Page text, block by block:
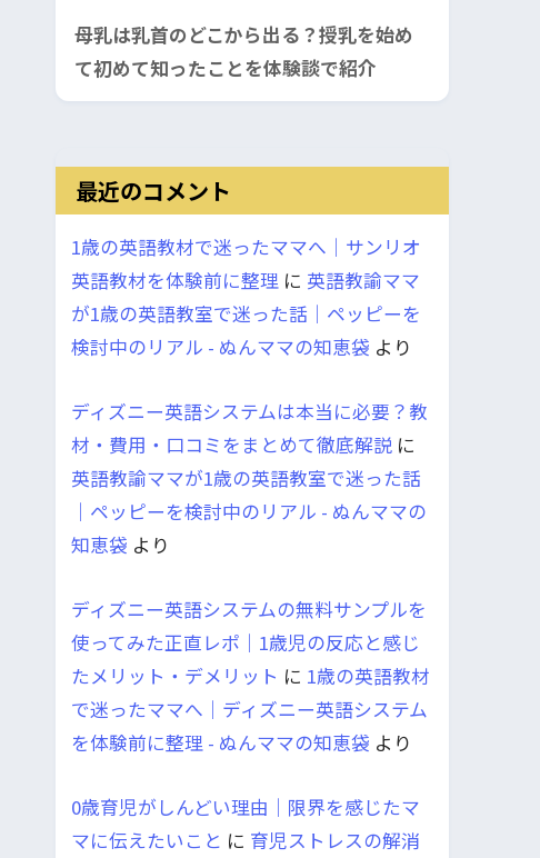
母乳は乳首のどこから出る？授乳を始め
て初めて知ったことを体験談で紹介
最近のコメント
1歳の英語教材で迷ったママへ｜サンリオ
英語教材を体験前に整理 に 英語教諭ママ
が1歳の英語教室で迷った話｜ペッピーを
検討中のリアル - ぬんママの知恵袋 より
ディズニー英語システムは本当に必要？教
材・費用・口コミをまとめて徹底解説 に
英語教諭ママが1歳の英語教室で迷った話
｜ペッピーを検討中のリアル - ぬんママの
知恵袋 より
ディズニー英語システムの無料サンプルを
使ってみた正直レポ｜1歳児の反応と感じ
たメリット・デメリット に 1歳の英語教材
で迷ったママへ｜ディズニー英語システム
を体験前に整理 - ぬんママの知恵袋 より
0歳育児がしんどい理由｜限界を感じたマ
マに伝えたいこと に 育児ストレスの解消